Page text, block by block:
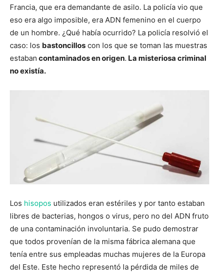
Francia, que era demandante de asilo. La policía vio que
eso era algo imposible, era ADN femenino en el cuerpo
de un hombre. ¿Qué había ocurrido? La policía resolvió el
caso: los bastoncillos con los que se toman las muestras
estaban contaminados en origen. La misteriosa criminal
no existía.
Los hisopos utilizados eran estériles y por tanto estaban
libres de bacterias, hongos o virus, pero no del ADN fruto
de una contaminación involuntaria. Se pudo demostrar
que todos provenían de la misma fábrica alemana que
tenía entre sus empleadas muchas mujeres de la Europa
del Este. Este hecho representó la pérdida de miles de